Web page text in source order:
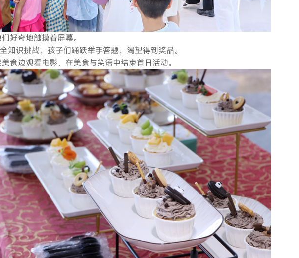
好奇地触摸着屏幕。
识挑战，孩子们踊跃举手答题，渴望得到奖品。
食边观看电影，在美食与笑语中结束首日活动。